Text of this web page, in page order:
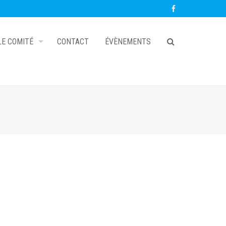
COMITÉ CONTACT ÉVÈNEMENTS